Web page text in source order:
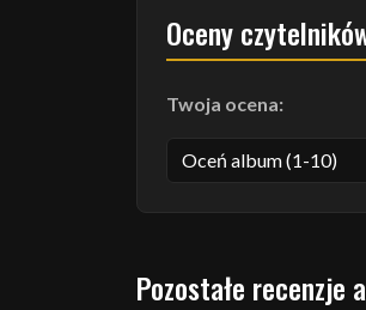
Oceny
Twoja ocena:
Pozostałe recenzje